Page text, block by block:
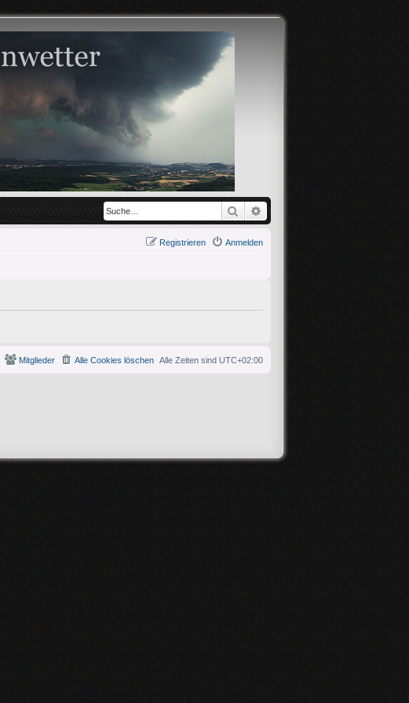
Suche
Anmelden
Registrieren
Alle Zeiten sind UTC+02:00
Alle Cookies löschen
Mitglieder